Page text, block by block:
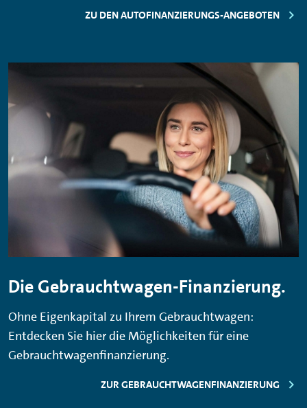
ZU DEN AUTOFINANZIERUNGS-ANGEBOTEN
Die Gebrauchtwagen-Finanzierung.
Ohne Eigenkapital zu Ihrem Gebrauchtwagen:
Entdecken Sie hier die Möglichkeiten für eine
Gebrauchtwagenfinanzierung.
ZUR GEBRAUCHTWAGENFINANZIERUNG